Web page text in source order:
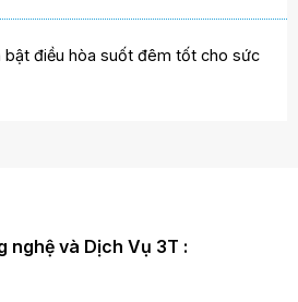
bật điều hòa suốt đêm tốt cho sức
nghệ và Dịch Vụ 3T :